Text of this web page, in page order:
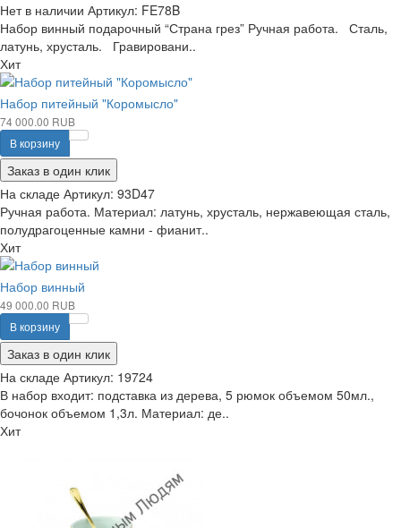
Нет в наличии Артикул: FE78B
Набор винный подарочный “Страна грез” Ручная работа. Сталь,
латунь, хрусталь. Гравировани..
Хит
Набор питейный "Коромысло"
74 000.00 RUB
В корзину
Заказ в один клик
На складе Артикул: 93D47
Ручная работа. Материал: латунь, хрусталь, нержавеющая сталь,
полудрагоценные камни - фианит..
Хит
Набор винный
49 000.00 RUB
В корзину
Заказ в один клик
На складе Артикул: 19724
В набор входит: подставка из дерева, 5 рюмок объемом 50мл.,
бочонок объемом 1,3л. Материал: де..
Хит